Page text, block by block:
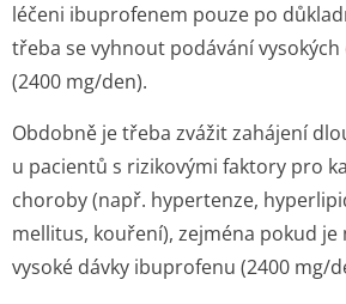
léčeni ibuprofenem pouze po
třeba se vyhnout podávání vysokých
(2400 mg/den).
Obdobně je třeba zvážit zahájení
u pacientů s rizikovými faktory pro
choroby (např. hypertenze,
mellitus, kouření), zejména pokud
vysoké dávky ibuprofenu (2400 mg/